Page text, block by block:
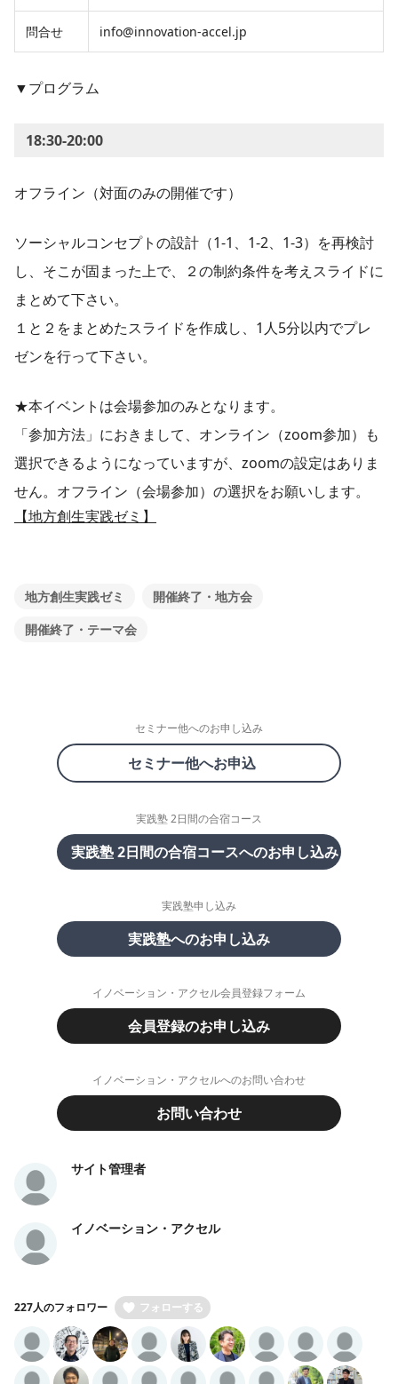
問合せ info@innovation-accel.jp
▼プログラム
18:30-20:00
オフライン（対面のみの開催です）
ソーシャルコンセプトの設計（1-1、1-2、1-3）を再検討
し、そこが固まった上で、２の制約条件を考えスライドに
まとめて下さい。
１と２をまとめたスライドを作成し、1人5分以内でプレ
ゼンを行って下さい。
★本イベントは会場参加のみとなります。
「参加方法」におきまして、オンライン（zoom参加）も
選択できるようになっていますが、zoomの設定はありま
せん。オフライン（会場参加）の選択をお願いします。
【地方創生実践ゼミ】
地方創生実践ゼミ
開催終了・地方会
開催終了・テーマ会
セミナー他へのお申し込み
セミナー他へお申込
実践塾 2日間の合宿コース
実践塾 2日間の合宿コースへのお申し込み
実践塾申し込み
実践塾へのお申し込み
イノベーション・アクセル会員登録フォーム
会員登録のお申し込み
イノベーション・アクセルへのお問い合わせ
お問い合わせ
サイト管理者
イノベーション・アクセル
227人のフォロワー フォローする